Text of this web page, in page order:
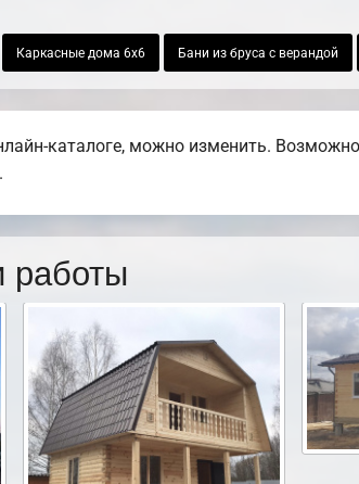
Каркасные дома 6х6 Бани из бруса с верандой
каталоге, можно изменить.